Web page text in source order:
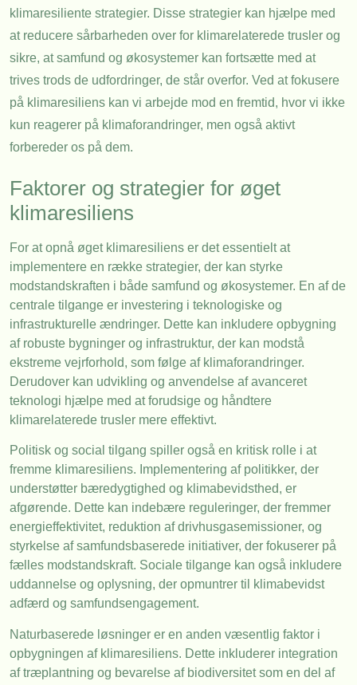
klimaresiliente strategier. Disse strategier kan hjælpe med
at reducere sårbarheden over for klimarelaterede trusler og
sikre, at samfund og økosystemer kan fortsætte med at
trives trods de udfordringer, de står overfor. Ved at fokusere
på klimaresiliens kan vi arbejde mod en fremtid, hvor vi ikke
kun reagerer på klimaforandringer, men også aktivt
forbereder os på dem.
Faktorer og strategier for øget
klimaresiliens
For at opnå øget klimaresiliens er det essentielt at
implementere en række strategier, der kan styrke
modstandskraften i både samfund og økosystemer. En af de
centrale tilgange er investering i teknologiske og
infrastrukturelle ændringer. Dette kan inkludere opbygning
af robuste bygninger og infrastruktur, der kan modstå
ekstreme vejrforhold, som følge af klimaforandringer.
Derudover kan udvikling og anvendelse af avanceret
teknologi hjælpe med at forudsige og håndtere
klimarelaterede trusler mere effektivt.
Politisk og social tilgang spiller også en kritisk rolle i at
fremme klimaresiliens. Implementering af politikker, der
understøtter bæredygtighed og klimabevidsthed, er
afgørende. Dette kan indebære reguleringer, der fremmer
energieffektivitet, reduktion af drivhusgasemissioner, og
styrkelse af samfundsbaserede initiativer, der fokuserer på
fælles modstandskraft. Sociale tilgange kan også inkludere
uddannelse og oplysning, der opmuntrer til klimabevidst
adfærd og samfundsengagement.
Naturbaserede løsninger er en anden væsentlig faktor i
opbygningen af klimaresiliens. Dette inkluderer integration
af træplantning og bevarelse af biodiversitet som en del af